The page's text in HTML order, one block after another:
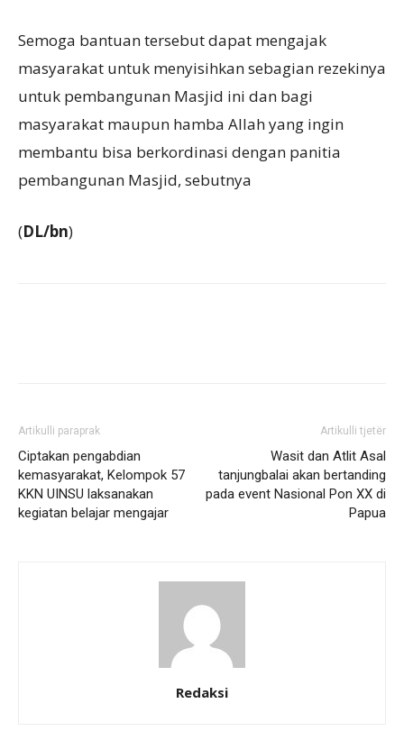
Semoga bantuan tersebut dapat mengajak
masyarakat untuk menyisihkan sebagian rezekinya
untuk pembangunan Masjid ini dan bagi
masyarakat maupun hamba Allah yang ingin
membantu bisa berkordinasi dengan panitia
pembangunan Masjid, sebutnya
(DL/bn)
Artikulli paraprak
Ciptakan pengabdian
kemasyarakat, Kelompok 57
KKN UINSU laksanakan
kegiatan belajar mengajar
Artikulli tjetër
Wasit dan Atlit Asal
tanjungbalai akan bertanding
pada event Nasional Pon XX di
Papua
Redaksi